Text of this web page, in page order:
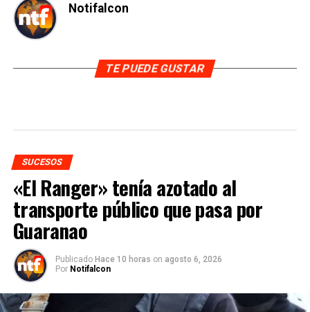
Notifalcon
TE PUEDE GUSTAR
SUCESOS
«El Ranger» tenía azotado al
transporte público que pasa por
Guaranao
Publicado Hace 10 horas on agosto 6, 2026
Por Notifalcon